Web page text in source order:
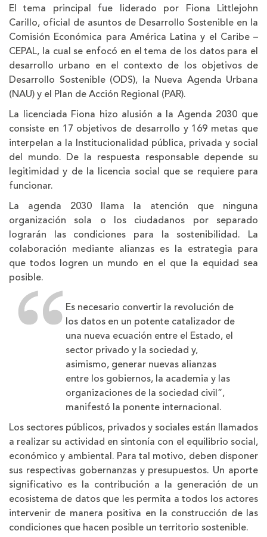
El tema principal fue liderado por Fiona Littlejohn
Carillo, oficial de asuntos de Desarrollo Sostenible en la
Comisión Económica para América Latina y el Caribe –
CEPAL, la cual se enfocó en el tema de los datos para el
desarrollo urbano en el contexto de los objetivos de
Desarrollo Sostenible (ODS), la Nueva Agenda Urbana
(NAU) y el Plan de Acción Regional (PAR).
La licenciada Fiona hizo alusión a la Agenda 2030 que
consiste en 17 objetivos de desarrollo y 169 metas que
interpelan a la Institucionalidad pública, privada y social
del mundo. De la respuesta responsable depende su
legitimidad y de la licencia social que se requiere para
funcionar.
La agenda 2030 llama la atención que ninguna
organización sola o los ciudadanos por separado
lograrán las condiciones para la sostenibilidad. La
colaboración mediante alianzas es la estrategia para
que todos logren un mundo en el que la equidad sea
posible.
Es necesario convertir la revolución de
los datos en un potente catalizador de
una nueva ecuación entre el Estado, el
sector privado y la sociedad y,
asimismo, generar nuevas alianzas
entre los gobiernos, la academia y las
organizaciones de la sociedad civil”,
manifestó la ponente internacional.
Los sectores públicos, privados y sociales están llamados
a realizar su actividad en sintonía con el equilibrio social,
económico y ambiental. Para tal motivo, deben disponer
sus respectivas gobernanzas y presupuestos. Un aporte
significativo es la contribución a la generación de un
ecosistema de datos que les permita a todos los actores
intervenir de manera positiva en la construcción de las
condiciones que hacen posible un territorio sostenible.